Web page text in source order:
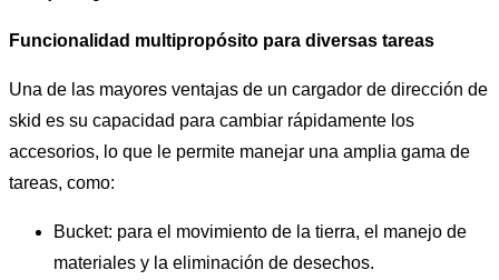
Funcionalidad multipropósito para diversas tareas
Una de las mayores ventajas de un cargador de dirección de
skid es su capacidad para cambiar rápidamente los
accesorios, lo que le permite manejar una amplia gama de
tareas, como:
Bucket: para el movimiento de la tierra, el manejo de
materiales y la eliminación de desechos.